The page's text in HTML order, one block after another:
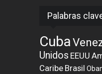
Palabras
Cuba
Unidos EEUU
Caribe Brasil